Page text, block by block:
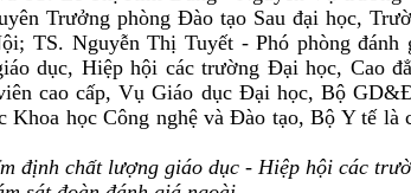
Trưởng phòng Đào tạo Sau đại học,
TS. Nguyễn Thị Tuyết - Phó phòng đánh
dục, Hiệp hội các trường Đại học, Cao
cao cấp, Vụ Giáo dục Đại học, Bộ
Khoa học Công nghệ và Đào tạo, Bộ Y tế là
định chất lượng giáo dục - Hiệp hội các